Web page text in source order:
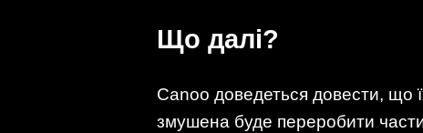
Що далі?
Canoo доведеться довести, що
змушена буде переробити